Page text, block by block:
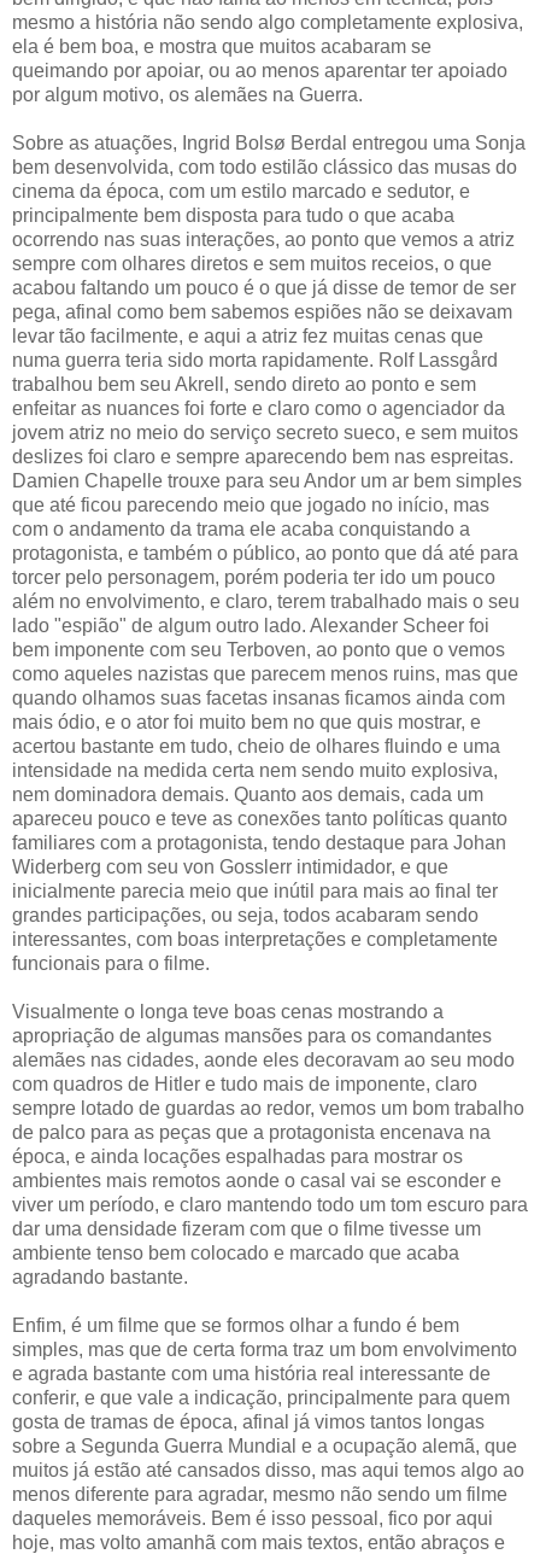
mesmo a história não sendo algo completamente explosiva,
ela é bem boa, e mostra que muitos acabaram se
queimando por apoiar, ou ao menos aparentar ter apoiado
por algum motivo, os alemães na Guerra.
Sobre as atuações, Ingrid Bolsø Berdal entregou uma Sonja
bem desenvolvida, com todo estilão clássico das musas do
cinema da época, com um estilo marcado e sedutor, e
principalmente bem disposta para tudo o que acaba
ocorrendo nas suas interações, ao ponto que vemos a atriz
sempre com olhares diretos e sem muitos receios, o que
acabou faltando um pouco é o que já disse de temor de ser
pega, afinal como bem sabemos espiões não se deixavam
levar tão facilmente, e aqui a atriz fez muitas cenas que
numa guerra teria sido morta rapidamente. Rolf Lassgård
trabalhou bem seu Akrell, sendo direto ao ponto e sem
enfeitar as nuances foi forte e claro como o agenciador da
jovem atriz no meio do serviço secreto sueco, e sem muitos
deslizes foi claro e sempre aparecendo bem nas espreitas.
Damien Chapelle trouxe para seu Andor um ar bem simples
que até ficou parecendo meio que jogado no início, mas
com o andamento da trama ele acaba conquistando a
protagonista, e também o público, ao ponto que dá até para
torcer pelo personagem, porém poderia ter ido um pouco
além no envolvimento, e claro, terem trabalhado mais o seu
lado "espião" de algum outro lado. Alexander Scheer foi
bem imponente com seu Terboven, ao ponto que o vemos
como aqueles nazistas que parecem menos ruins, mas que
quando olhamos suas facetas insanas ficamos ainda com
mais ódio, e o ator foi muito bem no que quis mostrar, e
acertou bastante em tudo, cheio de olhares fluindo e uma
intensidade na medida certa nem sendo muito explosiva,
nem dominadora demais. Quanto aos demais, cada um
apareceu pouco e teve as conexões tanto políticas quanto
familiares com a protagonista, tendo destaque para Johan
Widerberg com seu von Gosslerr intimidador, e que
inicialmente parecia meio que inútil para mais ao final ter
grandes participações, ou seja, todos acabaram sendo
interessantes, com boas interpretações e completamente
funcionais para o filme.
Visualmente o longa teve boas cenas mostrando a
apropriação de algumas mansões para os comandantes
alemães nas cidades, aonde eles decoravam ao seu modo
com quadros de Hitler e tudo mais de imponente, claro
sempre lotado de guardas ao redor, vemos um bom trabalho
de palco para as peças que a protagonista encenava na
época, e ainda locações espalhadas para mostrar os
ambientes mais remotos aonde o casal vai se esconder e
viver um período, e claro mantendo todo um tom escuro para
dar uma densidade fizeram com que o filme tivesse um
ambiente tenso bem colocado e marcado que acaba
agradando bastante.
Enfim, é um filme que se formos olhar a fundo é bem
simples, mas que de certa forma traz um bom envolvimento
e agrada bastante com uma história real interessante de
conferir, e que vale a indicação, principalmente para quem
gosta de tramas de época, afinal já vimos tantos longas
sobre a Segunda Guerra Mundial e a ocupação alemã, que
muitos já estão até cansados disso, mas aqui temos algo ao
menos diferente para agradar, mesmo não sendo um filme
daqueles memoráveis. Bem é isso pessoal, fico por aqui
hoje, mas volto amanhã com mais textos, então abraços e